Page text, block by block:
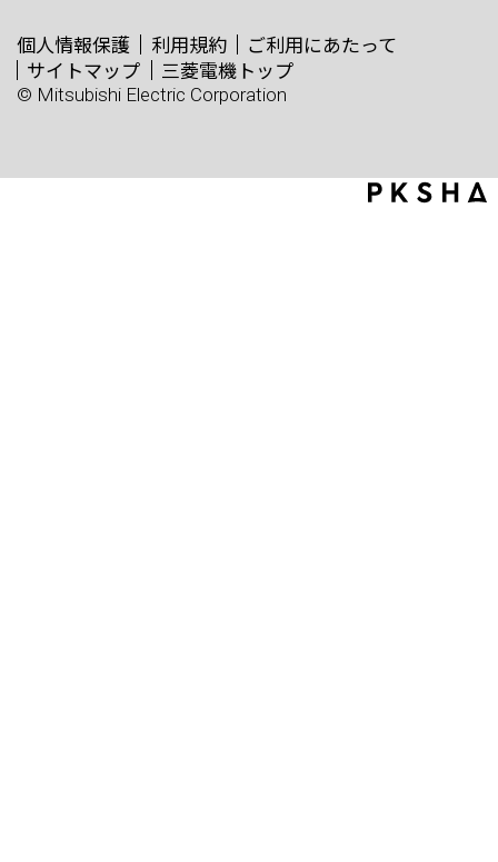
個人情報保護 利用規約
ご利用にあたって
サイトマップ
三菱電機トップ
© Mitsubishi Electric Corporation